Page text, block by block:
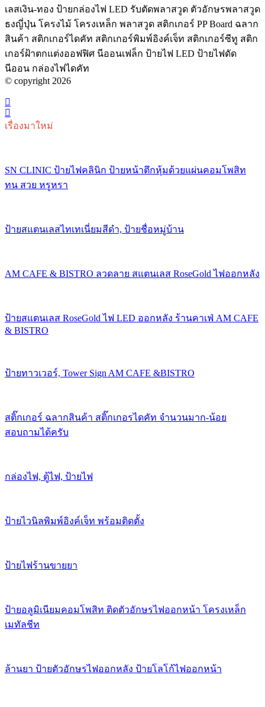
เลสเงิน-ทอง ป้ายกล่องไฟ LED รับตัดพลาสวูด ตัวอักษรพลาสวูด
ธงญี่ปุ่น โครงไม้ โครงเหล็ก พลาสวูด สติกเกอร์ PP Board ฉลาก
สินค้า สติกเกอร์ไดคัท สติกเกอร์พิมพ์อิงค์เจ็ท สติกเกอร์ซีทู สติก
เกอร์ฝ้าตกแต่งออฟฟิศ นีออนเฟล็ก ป้ายไฟ LED ป้ายไฟดัด
นีออน กล่องไฟไดคัท
© copyright 2026
เรื่องมาใหม่
SN CLINIC ป้ายไฟคลินิก ป้ายหน้าตึกหุ้มด้วยแผ่นคอมโพสิท
ทน สวย หรูหรา
ป้ายสแตนเลสไทเทเนี่ยมสีดำ, ป้ายชื่อหมู่บ้าน
AM CAFE & BISTRO ลวดลาย สแตนเลส RoseGold ไฟออกหลัง
ป้ายสแตนเลส RoseGold ไฟ LED ออกหลัง ร้านคาเฟ่ AM CAFE
& BISTRO
ป้ายทาวเวอร์, Tower Sign AM CAFE &BISTRO
สติ๊กเกอร์ ฉลากสินค้า สติ๊กเกอรไดคัท จำนวนมาก-น้อย
สอบถามได้ครับ
กล่องไฟ, ตู้ไฟ, ป้ายไฟ
ป้ายไวนิลพิมพ์อิงค์เจ็ท พร้อมติดตั้ง
ป้ายไฟร้านขายยา
ป้ายอลูมิเนียมคอมโพสิท ติดตัวอักษรไฟออกหน้า โครงเหล็ก
เมทัลชีท
ล้านยา ป้ายตัวอักษรไฟออกหลัง ป้ายโลโก้ไฟออกหน้า